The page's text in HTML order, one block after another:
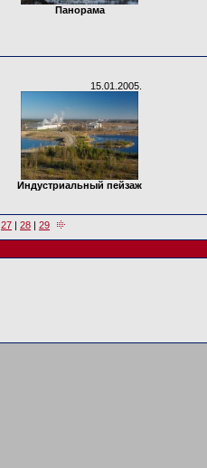
Панорама
15.01.2005.
Индустриальный пейзаж
27 | 28 | 29